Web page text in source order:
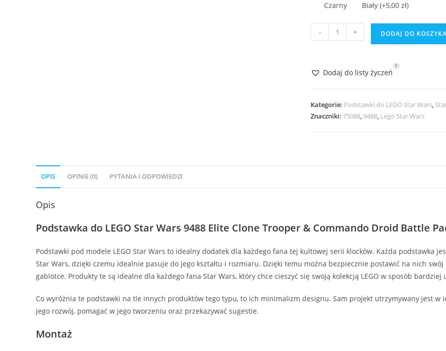
Czarny Biały (+5,00 zł)
Podstawka
Star
9488
Elite
- + DODAJ DO
Dodaj do listy życzeń
1
Kategorie: Podstawki do LEGO Star Wars,
Znaczniki: 75088, 9488, Lego Star Wars
OPIS OPINIE (0) PYTANIA I ODPOWIEDZI
Opis
Podstawka do LEGO Star Wars 9488 Elite Clone Trooper & Commando Droid Battle
Podstawki pod modele LEGO Star Wars to idealny dodatek dla każdego fana tej kultowej serii klocków. Każda podstawka
Star Wars, dzięki czemu idealnie pasuje do jego kształtu i rozmiaru. Dzięki temu można bezpiecznie postawić na nich
gablotce. Produkty te są idealne dla każdego fana Star Wars, który chce cieszyć się swoją kolekcją LEGO w sposób bardziej
Co wyróżnia te podstawki na tle innych produktów tego typu, to ich minimalizm designu. Sam projekt utrzymywany jest w
jego rozwój, pomagać w jego tworzeniu oraz przekazywać sugestie.
Montaż